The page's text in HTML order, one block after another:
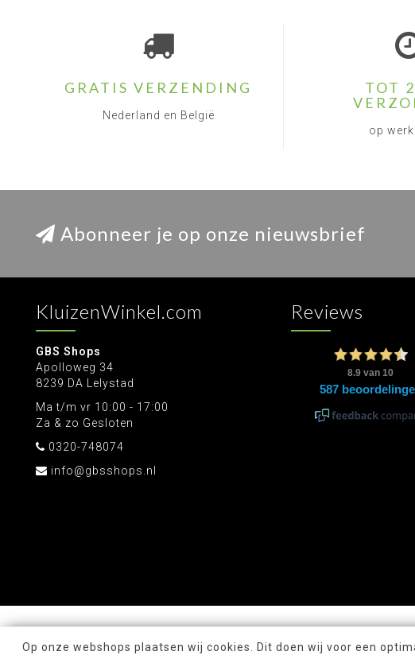
GRATIS VERZENDING
Nederland en België
TOT
op
Abonneer je op onze nieuwsbrief
KluizenWinkel.com
GBS Shops
Apolloweg 34
8239 DA Lelystad
Ma t/m vr 10:00 - 17:00
Za & zo Gesloten
0320-748074
info@gbsshops.nl
Reviews
Op onze webshops plaatsen wij cookies. Dit doen wij voor een